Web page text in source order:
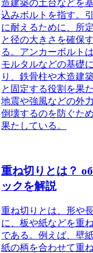
造建築の土台などを
込みボルトを指す。
に耐えるために、所
と径の大きさを確保
る。 アンカーボルト
モルタルなどの基礎
り、鉄骨柱や木造建
と固定する役割を果
地震や強風などの外
倒壊するのを防ぐた
果たしている。
重ね切りとは？
ックを解説
重ね切りとは、形や
に、板や紙などを重
である。例えば、壁
紙の柄を合わせて重